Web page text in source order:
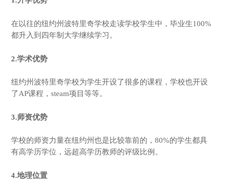
在以往的纽约州波特里奇学校走读学校学生中，毕业生100%
都升入到四年制大学继续学习。
2.学术优势
纽约州波特里奇学校为学生开设了很多的课程，学校也开设
了AP课程，steam项目等等。
3.师资优势
学校的师资力量在纽约州也是比较靠前的，80%的学生都具
有高学历学位，远超高学历教师的评级比例。
4.地理位置